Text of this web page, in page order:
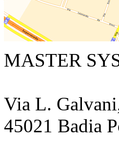
MASTER
Via L.
45021 Badia